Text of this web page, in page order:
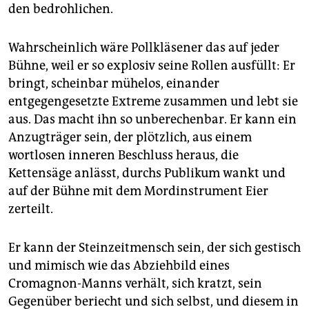
den bedrohlichen.
Wahrscheinlich wäre Pollkläsener das auf jeder
Bühne, weil er so explosiv seine Rollen ausfüllt: Er
bringt, scheinbar mühelos, einander
entgegengesetzte Extreme zusammen und lebt sie
aus. Das macht ihn so unberechenbar. Er kann ein
Anzugträger sein, der plötzlich, aus einem
wortlosen inneren Beschluss heraus, die
Kettensäge anlässt, durchs Publikum wankt und
auf der Bühne mit dem Mordinstrument Eier
zerteilt.
Er kann der Steinzeitmensch sein, der sich gestisch
und mimisch wie das Abziehbild eines
Cromagnon-Manns verhält, sich kratzt, sein
Gegenüber beriecht und sich selbst, und diesem in